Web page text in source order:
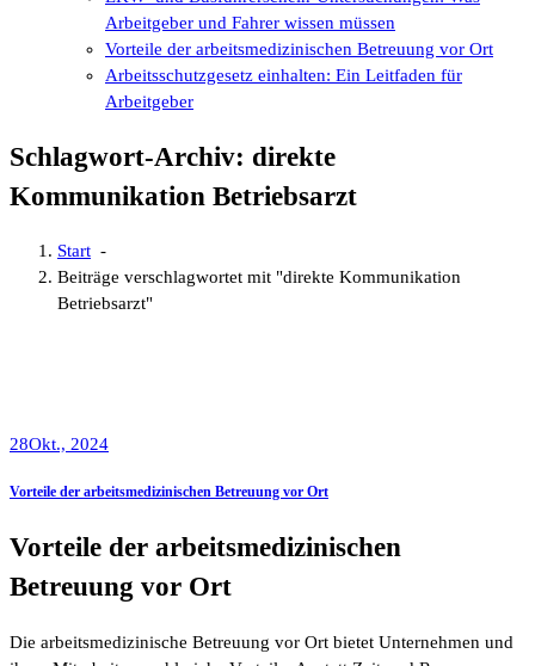
Arbeitgeber und Fahrer wissen müssen
Vorteile der arbeitsmedizinischen Betreuung vor Ort
Arbeitsschutzgesetz einhalten: Ein Leitfaden für
Arbeitgeber
Schlagwort-Archiv: direkte
Kommunikation Betriebsarzt
Start -
Beiträge verschlagwortet mit "direkte Kommunikation
Betriebsarzt"
28Okt., 2024
Vorteile der arbeitsmedizinischen Betreuung vor Ort
Vorteile der arbeitsmedizinischen
Betreuung vor Ort
Die arbeitsmedizinische Betreuung vor Ort bietet Unternehmen und